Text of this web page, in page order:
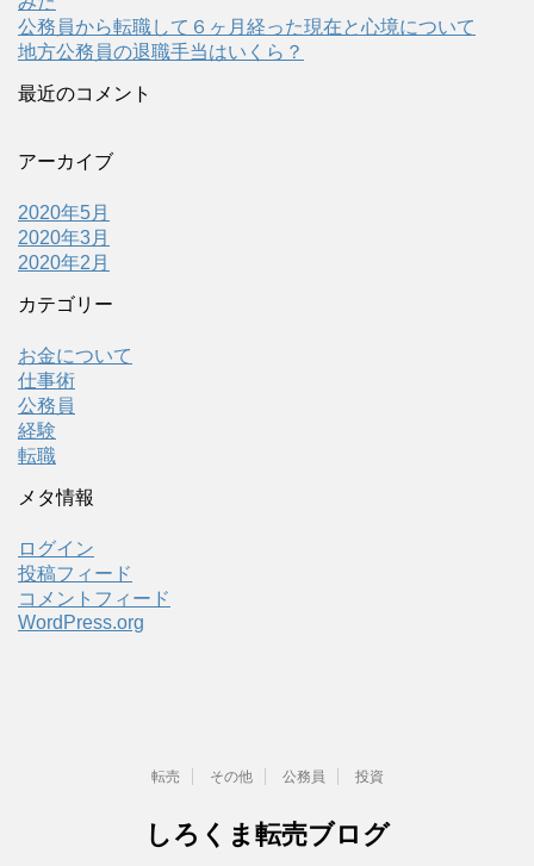
公務員から転職して６ヶ月経った現在と心境について
地方公務員の退職手当はいくら？
最近のコメント
アーカイブ
2020年5月
2020年3月
2020年2月
カテゴリー
お金について
仕事術
公務員
経験
転職
メタ情報
ログイン
投稿フィード
コメントフィード
WordPress.org
転売 その他 公務員 投資
しろくま転売ブログ